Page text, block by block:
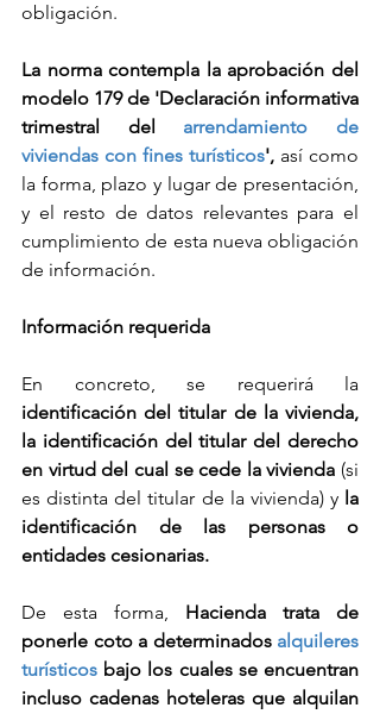
obligación.
La norma contempla la aprobación del
modelo 179 de 'Declaración informativa
trimestral del arrendamiento de
viviendas con fines turísticos', así como
la forma, plazo y lugar de presentación,
y el resto de datos relevantes para el
cumplimiento de esta nueva obligación
de información.
Información requerida
identificación del titular de la vivienda,
la identificación del titular del derecho
en virtud del cual se cede la vivienda (si
es distinta del titular de la vivienda) y la
identificación de las personas o
entidades cesionarias.
De esta forma, Hacienda trata de
ponerle coto a determinados alquileres
turísticos bajo los cuales se encuentran
incluso cadenas hoteleras que alquilan